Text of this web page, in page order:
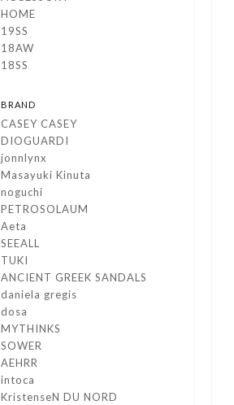
HOME
19SS
18AW
18SS
BRAND
CASEY CASEY
DIOGUARDI
jonnlynx
Masayuki Kinuta
noguchi
PETROSOLAUM
Aeta
SEEALL
TUKI
ANCIENT GREEK SANDALS
daniela gregis
dosa
MYTHINKS
SOWER
AEHRR
intoca
KristenseN DU NORD